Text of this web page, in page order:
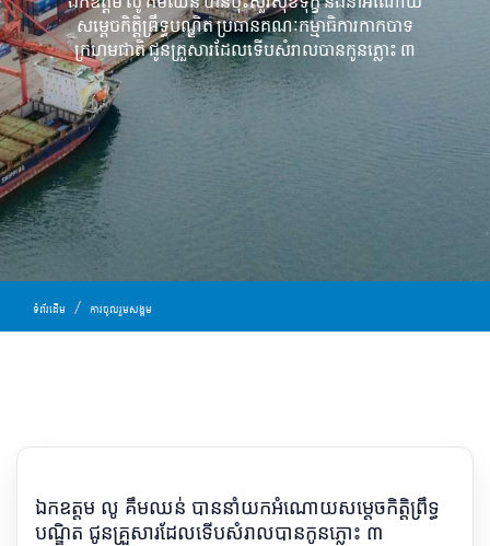
សម្តេច​កិត្តិ​ព្រឹទ្ធ​បណ្ឌិត ប្រធាន​គណៈកម្មាធិការ​កាកបាទ
ក្រហម​ជាតិ ជូន​គ្រួសារ​ដែល​ទើបសំរាលបាន​កូនភ្លោះ ៣
ទំព័រដើម ការចូលរួមសង្គម
ឯកឧត្តម លូ គឹមឈន់ បាន​​នាំ​​យក​អំណោយ​សម្តេច​កិត្តិ​ព្រឹទ្ធ​
បណ្ឌិត ជូន​គ្រួសារ​ដែល​ទើបសំរាល​បាន​កូនភ្លោះ ៣